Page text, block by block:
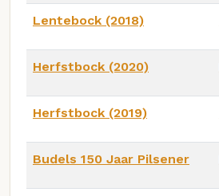
Lentebock (2018)
Herfstbock (2020)
Herfstbock (2019)
Budels 150 Jaar Pilsener